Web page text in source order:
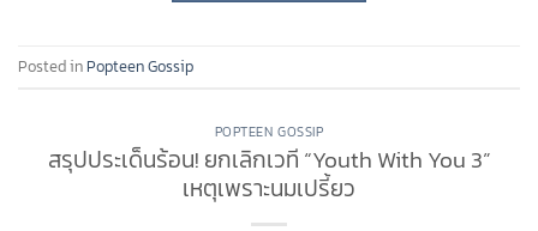
Posted in Popteen Gossip
POPTEEN GOSSIP
สรุปประเด็นร้อน! ยกเลิกเวที “Youth With You 3”
เหตุเพราะนมเปรี้ยว